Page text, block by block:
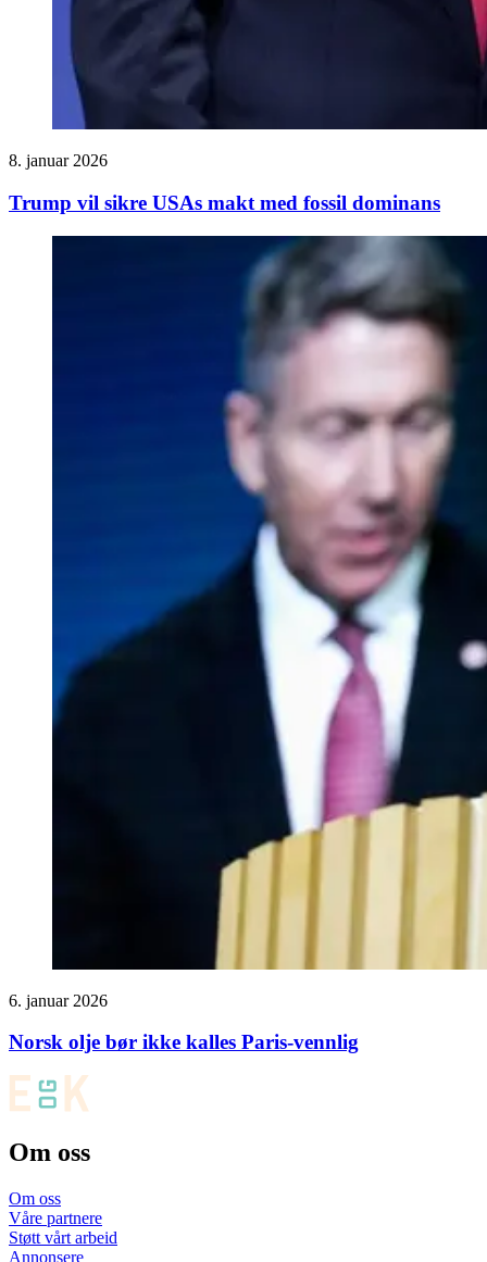
8. januar 2026
Trump vil sikre USAs makt med fossil dominans
6. januar 2026
Norsk olje bør ikke kalles Paris-vennlig
Om oss
Om oss
Våre partnere
Støtt vårt arbeid
Annonsere